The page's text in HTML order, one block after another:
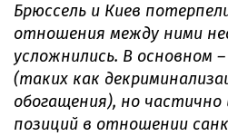
Брюссель и Киев
отношения между ними
усложнились. В основном
(таких как
обогащения), но частично
позиций в отношении